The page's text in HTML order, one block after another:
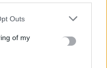
Outs
of my
και Πολιούχο του